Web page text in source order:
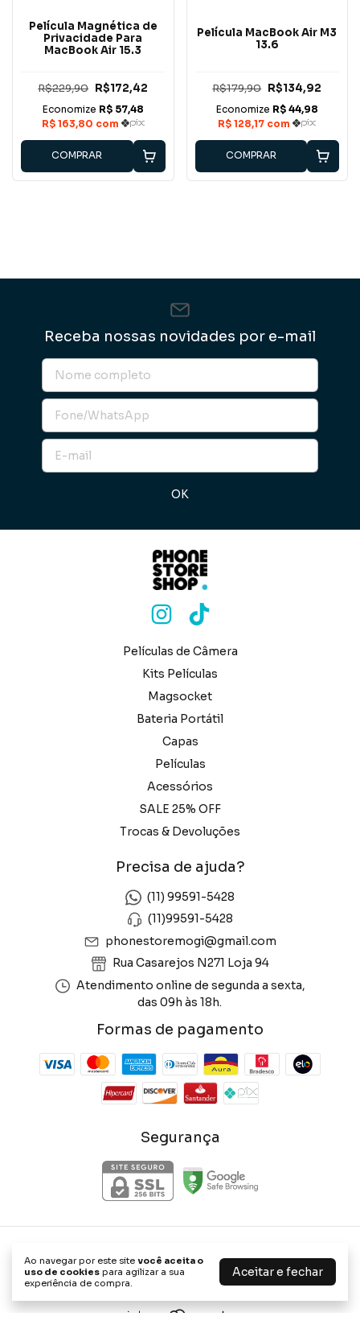
Ao navegar por este site você aceita o
uso de cookies para agilizar a sua
experiência de compra.
Aceitar e fechar
Película Magnética de
Privacidade Para
MacBook Air 15.3
R$229,90 R$172,42
COMPRAR
Película MacBook Air M3
13.6
R$179,90 R$134,92
COMPRAR
Receba nossas novidades por e-mail
Películas de Câmera
Kits Películas
Magsocket
Bateria Portátil
Capas
Películas
Acessórios
SALE 25% OFF
Trocas & Devoluções
Precisa de ajuda?
(11) 99591-5428
(11)99591-5428
phonestoremogi@gmail.com
Rua Casarejos N271 Loja 94
Atendimento online de segunda a sexta,
das 09h às 18h.
Formas de pagamento
Segurança
Phone Store Shop
©2026. Phone Store Shop - 47656898000114. Todos os direitos